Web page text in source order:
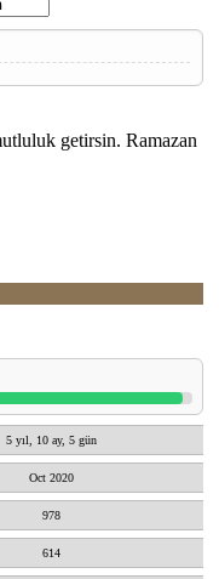
getirsin. Ramazan
5 yıl, 10 ay, 5 gün
Oct 2020
978
614